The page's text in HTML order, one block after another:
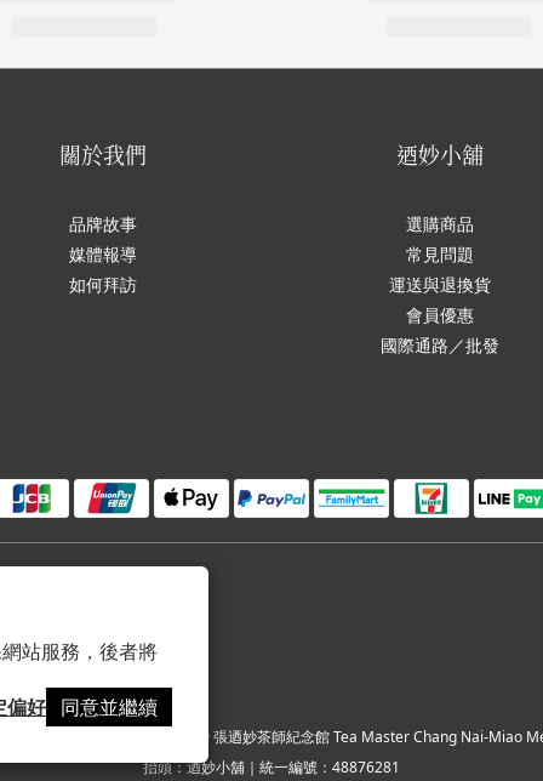
站服務，後者將
偏好 同意並繼續
關於我們
品牌故事
媒體報導
如何拜訪
迺妙小舖
選購商品
常見問題
運送與退換貨
會員優惠
國際通路／批發
| 1995 - 2023 © 張迺妙茶師紀念館 Tea Master Chang Nai-Miao
抬頭：迺妙小舖｜統一編號：48876281